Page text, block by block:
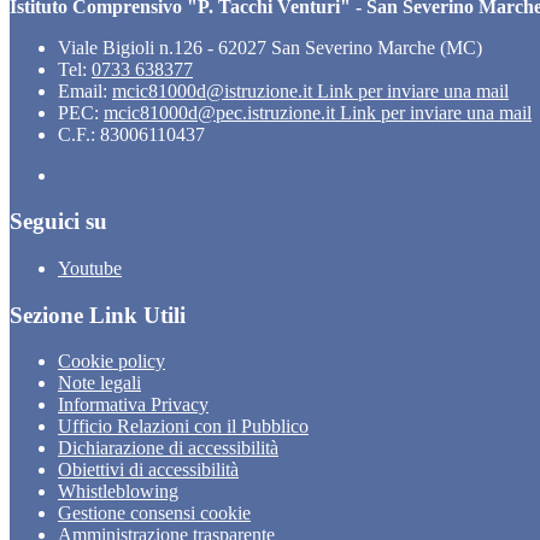
Istituto Comprensivo "P. Tacchi Venturi" - San Severino
Viale Bigioli n.126 - 62027 San Severino Marche (MC)
Tel: 0733 638377
Email: mcic81000d@istruzione.it Link per inviare una mail
PEC: mcic81000d@pec.istruzione.it Link per inviare una mail
C.F.: 83006110437
Seguici su
Youtube
Sezione Link Utili
Cookie policy
Note legali
Informativa Privacy
Ufficio Relazioni con il Pubblico
Dichiarazione di accessibilità
Obiettivi di accessibilità
Whistleblowing
Gestione consensi cookie
Amministrazione trasparente